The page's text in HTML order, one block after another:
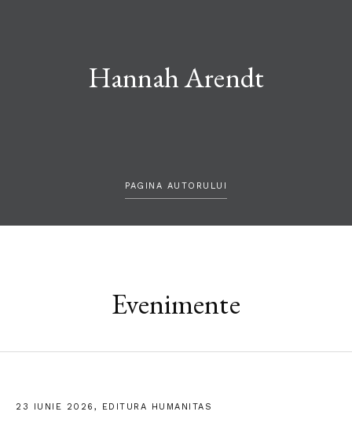
Hannah Arendt
PAGINA AUTORULUI
Evenimente
23 IUNIE 2026, EDITURA HUMANITAS